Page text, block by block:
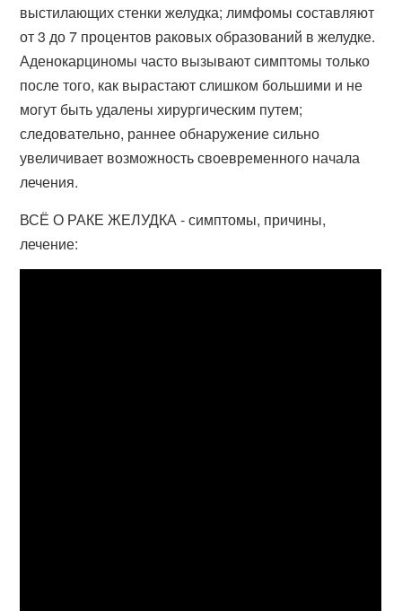
выстилающих стенки желудка; лимфомы составляют
от 3 до 7 процентов раковых образований в желудке.
Аденокарциномы часто вызывают симптомы только
после того, как вырастают слишком большими и не
могут быть удалены хирургическим путем;
следовательно, раннее обнаружение сильно
увеличивает возможность своевременного начала
лечения.
ВСЁ О РАКЕ ЖЕЛУДКА - симптомы, причины,
лечение: